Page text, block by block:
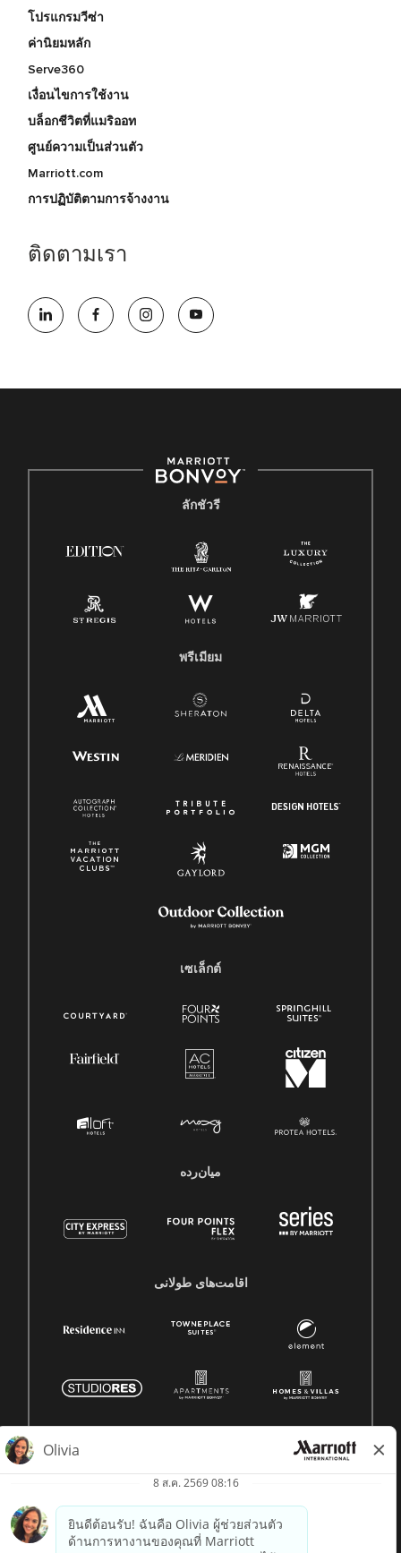
โปรแกรมวีซ่า
ค่านิยมหลัก
Serve360
เงื่อนไขการใช้งาน
บล็อกชีวิตที่แมริออท
ศูนย์ความเป็นส่วนตัว
Marriott.com
การปฏิบัติตามการจ้างงาน
ติดตามเรา
ลักชัวรี
พรีเมียม
เซเล็กต์
میان‌رده
اقامت‌های طولانی